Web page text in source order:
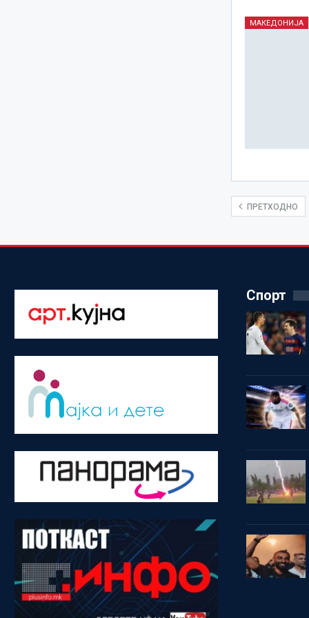
МАКЕДОНИЈА
ПРЕТХОДНО
Спорт